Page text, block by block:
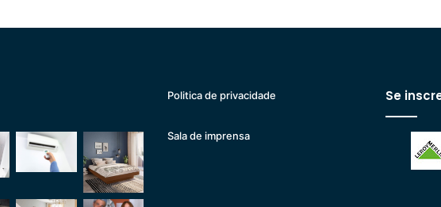
Politica de privacidade
Sala de imprensa
Se